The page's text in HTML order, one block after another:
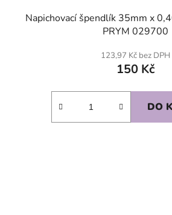
Napichovací špendlík 35mm x
PRYM 029700
123,97 Kč bez DPH
150 Kč
DO